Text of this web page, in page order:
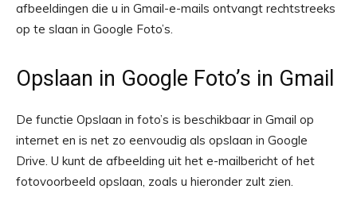
afbeeldingen die u in Gmail-e-mails ontvangt rechtstreeks
op te slaan in Google Foto’s.
Opslaan in Google Foto’s in Gmail
De functie Opslaan in foto’s is beschikbaar in Gmail op
internet en is net zo eenvoudig als opslaan in Google
Drive. U kunt de afbeelding uit het e-mailbericht of het
fotovoorbeeld opslaan, zoals u hieronder zult zien.